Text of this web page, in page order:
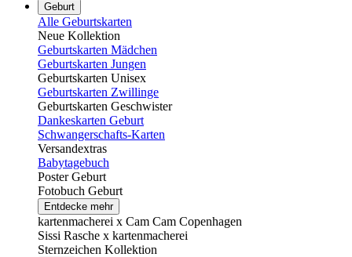
Geburt
Alle Geburtskarten
Neue Kollektion
Geburtskarten Mädchen
Geburtskarten Jungen
Geburtskarten Unisex
Geburtskarten Zwillinge
Geburtskarten Geschwister
Dankeskarten Geburt
Schwangerschafts-Karten
Versandextras
Babytagebuch
Poster Geburt
Fotobuch Geburt
Entdecke mehr
kartenmacherei x Cam Cam Copenhagen
Sissi Rasche x kartenmacherei
Sternzeichen Kollektion